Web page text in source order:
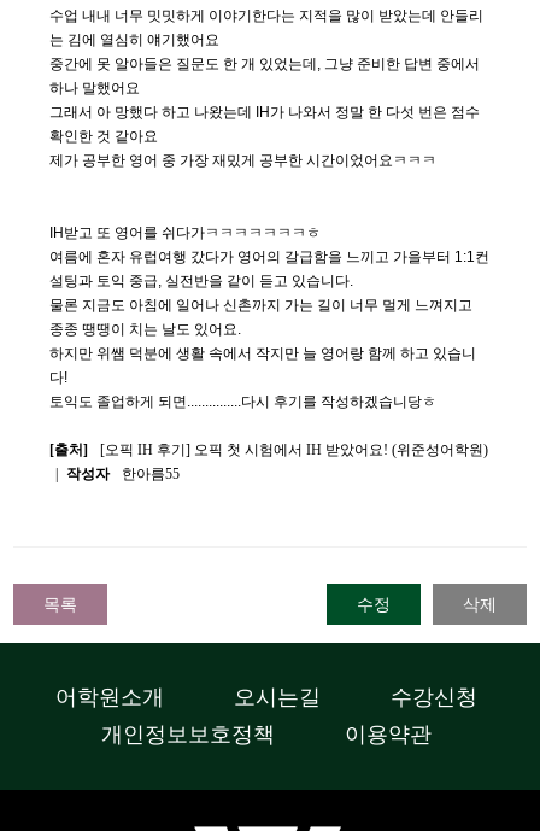
수업 내내 너무 밋밋하게 이야기한다는 지적을 많이 받았는데 안들리
는 김에 열심히 얘기했어요
중간에 못 알아들은 질문도 한 개 있었는데, 그냥 준비한 답변 중에서
하나 말했어요
그래서 아 망했다 하고 나왔는데 IH가 나와서 정말 한 다섯 번은 점수
확인한 것 같아요
제가 공부한 영어 중 가장 재밌게 공부한 시간이었어요ㅋㅋㅋ
IH받고 또 영어를 쉬다가ㅋㅋㅋㅋㅋㅋㅋㅎ
여름에 혼자 유럽여행 갔다가 영어의 갈급함을 느끼고 가을부터 1:1컨
설팅과 토익 중급, 실전반을 같이 듣고 있습니다.
물론 지금도 아침에 일어나 신촌까지 가는 길이 너무 멀게 느껴지고
종종 땡땡이 치는 날도 있어요.
하지만 위쌤 덕분에 생활 속에서 작지만 늘 영어랑 함께 하고 있습니
다!
토익도 졸업하게 되면...............다시 후기를 작성하겠습니당ㅎ
[출처]
[오픽 IH 후기] 오픽 첫 시험에서 IH 받았어요! (위준성어학원)
작성자 한아름55
목록 삭제
수정
어학원소개 오시는길
수강신청
개인정보보호정책
이용약관